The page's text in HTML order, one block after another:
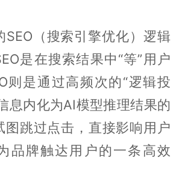
SEO（搜索引擎优化）逻辑
是在搜索结果中“等”用户
则是通过高频次的“逻辑投
息内化为AI模型推理结果的
图跳过点击，直接影响用户
品牌触达用户的一条高效